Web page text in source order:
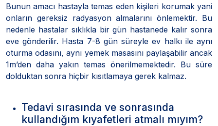
Bunun amacı hastayla temas eden kişileri korumak yani
onların gereksiz radyasyon almalarını önlemektir. Bu
nedenle hastalar sıklıkla bir gün hastanede kalır sonra
eve gönderilir. Hasta 7-8 gün süreyle ev halkı ile aynı
oturma odasını, aynı yemek masasını paylaşabilir ancak
1m’den daha yakın temas önerilmemektedir. Bu süre
dolduktan sonra hiçbir kısıtlamaya gerek kalmaz.
Tedavi sırasında ve sonrasında
kullandığım kıyafetleri atmalı mıyım?